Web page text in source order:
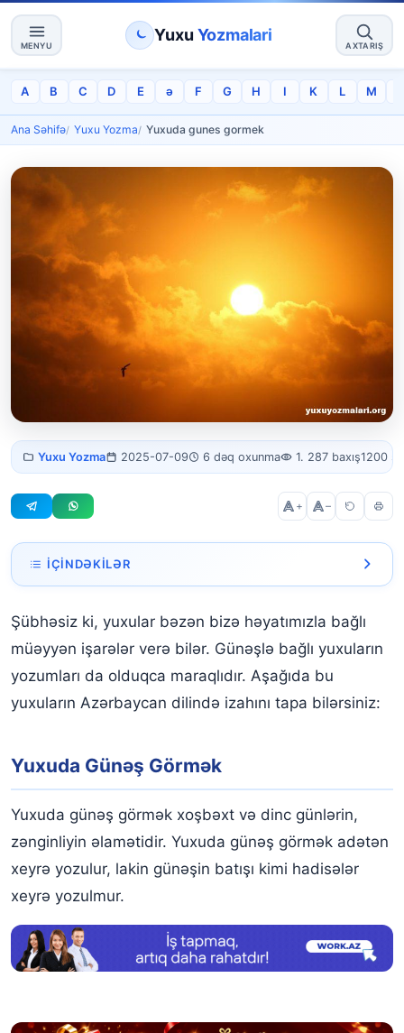
MENYU
Yuxu Yozmalari
AXTARIŞ
A B C D E ə F G H I K L M
Ana Səhifə Yuxu Yozma Yuxuda gunes gormek
Yuxuda gunes
gormek
Yuxu Yozma 2025-07-09 6 dəq oxunma 1. 287 baxış1200
+ –
İÇINDƏKILƏR
Yuxuda Günəşin Batdığını Görmək
Yuxuda Günəş Eynəyi Görmək
Yuxuda Günəş görmək nə deməkdir?
Dini Olaraq Yuxuda Günəş Görməyin Təfsiri
Yuxuda Günəşə səcdə etmək
Yuxuda Günəşə səcdə etdiyinizi gormek
Şübhəsiz ki, yuxular bəzən bizə həyatımızla bağlı
müəyyən işarələr verə bilər. Günəşlə bağlı yuxuların
yozumları da olduqca maraqlıdır. Aşağıda bu
yuxuların Azərbaycan dilində izahını tapa bilərsiniz:
Yuxuda Günəş Görmək
Yuxuda günəş görmək xoşbəxt və dinc günlərin,
zənginliyin əlamətidir. Yuxuda günəş görmək adətən
xeyrə yozulur, lakin günəşin batışı kimi hadisələr
xeyrə yozulmur.